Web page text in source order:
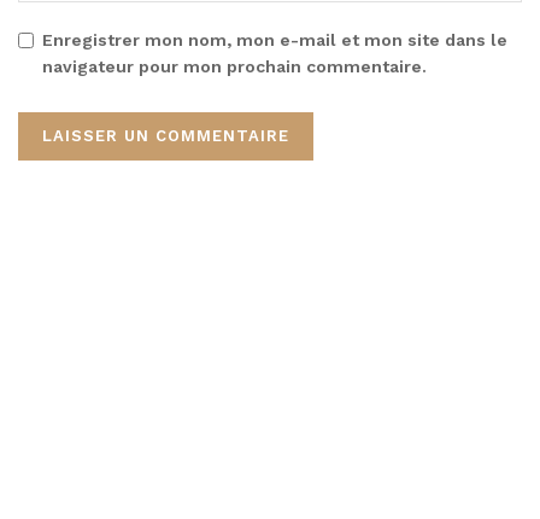
Enregistrer mon nom, mon e-mail et mon site dans le
navigateur pour mon prochain commentaire.